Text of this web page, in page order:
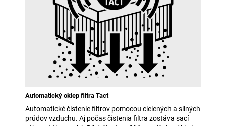
Automatický oklep filtra Tact
Automatické čistenie filtrov pomocou cielených a silných
prúdov vzduchu. Aj počas čistenia filtra zostáva sací